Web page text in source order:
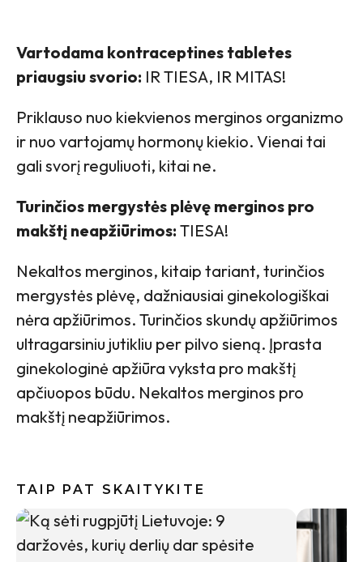
Vartodama kontraceptines tabletes
priaugsiu svorio: IR TIESA, IR MITAS!
Priklauso nuo kiekvienos merginos organizmo
ir nuo vartojamų hormonų kiekio. Vienai tai
gali svorį reguliuoti, kitai ne.
Turinčios mergystės plėvę merginos pro
makštį neapžiūrimos: TIESA!
Nekaltos merginos, kitaip tariant, turinčios
mergystės plėvę, dažniausiai ginekologiškai
nėra apžiūrimos. Turinčios skundų apžiūrimos
ultragarsiniu jutikliu per pilvo sieną. Įprasta
ginekologinė apžiūra vyksta pro makštį
apčiuopos būdu. Nekaltos merginos pro
makštį neapžiūrimos.
TAIP PAT SKAITYKITE